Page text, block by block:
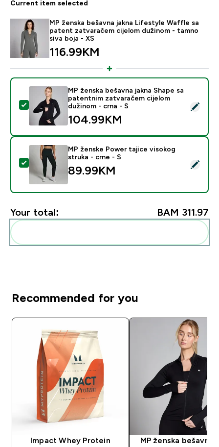
Current item selected
MP ženska bešavna jakna Lifestyle Waffle sa
patent zatvaračem cijelom dužinom - tamno
siva boja - XS
116.99KM‎
Select this product - MP ženska bešavna jakna
MP ženska bešavna jakna Shape sa
patentnim zatvaračem cijelom
dužinom - crna - S
104.99KM‎
Select this product - MP ženske Power tajice
MP ženske Power tajice visokog
struka - crne - S
89.99KM‎
Your total: BAM 311.97‎
Recommended for you
Impact Whey Protein
MP ženska bešavna